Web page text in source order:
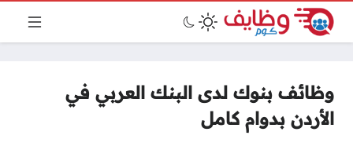
وظائف بنوك لدى البنك العربي في
الأردن بدوام كامل